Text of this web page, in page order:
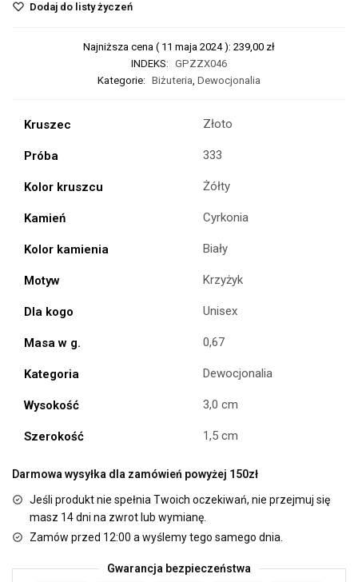
Dodaj do listy życzeń
Najniższa cena ( 11 maja 2024): 239,00 zł
INDEKS: GPZZX046
Kategorie: Biżuteria, Dewocjonalia
Kruszec Złoto
Próba 333
Kolor kruszcu Żółty
Kamień Cyrkonia
Kolor kamienia Biały
Motyw Krzyżyk
Dla kogo Unisex
Masa w g. 0,67
Kategoria Dewocjonalia
Wysokość 3,0 cm
Szerokość 1,5 cm
Darmowa wysyłka dla zamówień powyżej 150zł
Jeśli produkt nie spełnia Twoich oczekiwań, nie przejmuj się
masz 14 dni na zwrot lub wymianę.
Zamów przed 12:00 a wyślemy tego samego dnia.
Gwarancja bezpieczeństwa